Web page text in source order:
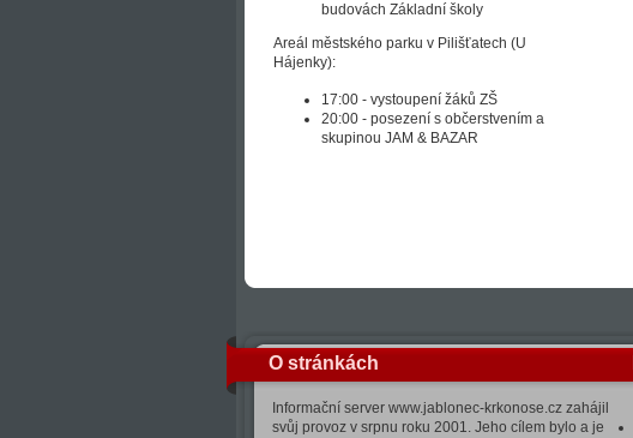
budovách Základní školy
Areál městského parku v Pilišťatech (U
Hájenky):
17:00 - vystoupení žáků ZŠ
20:00 - posezení s občerstvením a
skupinou JAM & BAZAR
O stránkách
Informační server www.jablonec-krkonose.cz zahájil
svůj provoz v srpnu roku 2001. Jeho cílem bylo a je